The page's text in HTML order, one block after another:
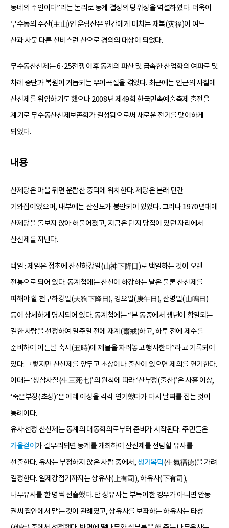
동네의 주인이다”라는 논리로 동계 결성의 당위성을 역설하였다. 더욱이
무수동의 주산(主山)인 운람산은 인간에게 미치는 재복(灾福)이 여느
산과 사뭇 다른 신비스런 산으로 경외의 대상이 되었다.
무수동산신제는 6·25전쟁 이후 동계의 파산 및 급속한 산업화의 여파로 몇
차례 중단과 복원이 거듭되는 우여곡절을 겪었다. 최근에는 인근의 사찰에
산신제를 위임하기도 했으나 2008년 제49회 한국민속예술축제 출전을
계기로 무수동산신제보존회가 결성됨으로써 새로운 전기를 맞이하게
되었다.
내용
산제당은 마을 뒤편 운람산 중턱에 위치한다. 제당은 본래 단칸
기와집이었으며, 내부에는 산신도가 봉안되어 있었다. 그러나 1970년대에
산제당을 돌보지 않아 허물어졌고, 지금은 단지 당집이 있던 자리에서
산신제를 지낸다.
택일 : 제일은 정초에 산신하강일(山神下降日)로 택일하는 것이 오랜
전통으로 되어 있다. 동계첩에는 산신이 하강하는 날은 물론 산신제를
피해야 할 천구하강일(天狗下降日), 경오일(庚午日), 산명일(山鳴日)
등이 상세하게 명시되어 있다. 동계첩에는 “본 동중에서 생년이 합일되는
길한 사람을 선정하여 일주일 전에 재계(齋戒)하고, 하루 전에 제수를
준비하여 이튿날 축시(丑時)에 제물을 차려놓고 행사한다”라고 기록되어
있다. 그렇지만 산신제를 앞두고 초상이나 출산이 있으면 제의를 연기한다.
이때는 ‘생삼사칠(生三死七)’의 원칙에 따라 ‘산부정(출산)’은 사흘 이상,
‘죽은부정(초상)’은 이레 이상을 각각 연기했다가 다시 날짜를 잡는 것이
통례이다.
유사 선정 산신제는 동계의 대동회의로부터 준비가 시작된다. 주민들은
가을걷이가 갈무리되면 동계를 개최하여 산신제를 전담할 유사를
선출한다. 유사는 부정하지 않은 사람 중에서,생기복덕(生氣福德)을 가려
결정한다. 일제강점기까지는 상유사(上有司), 하유사(下有司),
나무유사를 한 명씩 선출했다. 단 상유사는 부득이한 경우가 아니면 안동
권씨 집안에서 맡는 것이 관례였고, 상유사를 보좌하는 하유사는 타성